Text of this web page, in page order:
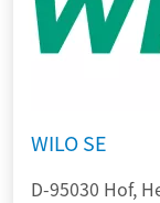
WILO SE
D-95030 Hof,